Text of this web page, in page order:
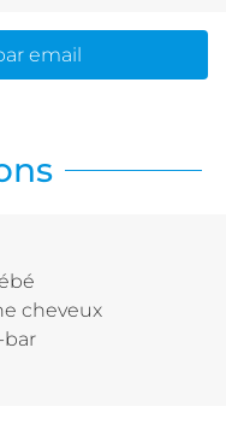
email
cheveux
bar